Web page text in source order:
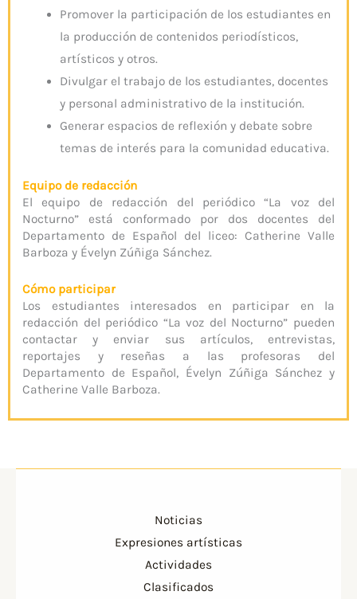
Promover la participación de los estudiantes en
la producción de contenidos periodísticos,
artísticos y otros.
Divulgar el trabajo de los estudiantes, docentes
y personal administrativo de la institución.
Generar espacios de reflexión y debate sobre
temas de interés para la comunidad educativa.
Equipo de redacción
El equipo de redacción del periódico “La voz del
Nocturno” está conformado por dos docentes del
Departamento de Español del liceo: Catherine Valle
Barboza y Évelyn Zúñiga Sánchez.
Cómo participar
Los estudiantes interesados en participar en la
redacción del periódico “La voz del Nocturno” pueden
contactar y enviar sus artículos, entrevistas,
reportajes y reseñas a las profesoras del
Departamento de Español, Évelyn Zúñiga Sánchez y
Catherine Valle Barboza.
Noticias
Expresiones artísticas
Actividades
Clasificados